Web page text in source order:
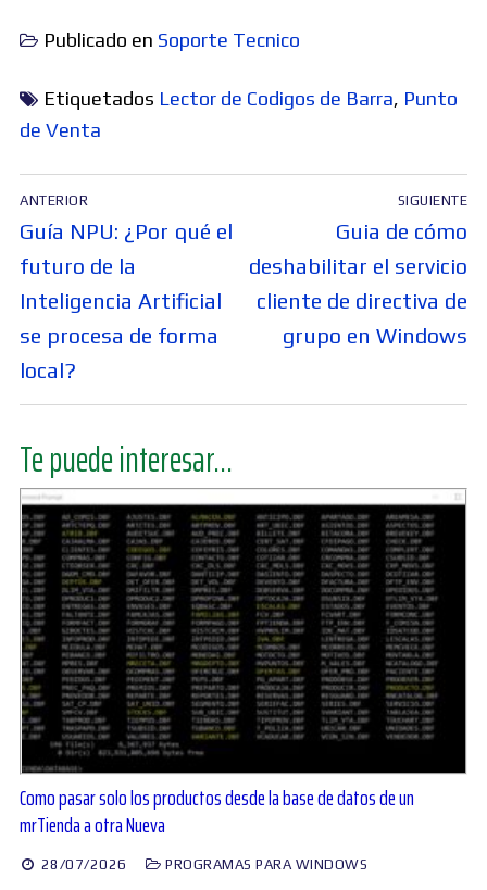
Publicado en Soporte Tecnico
Etiquetados Lector de Codigos de Barra, Punto
de Venta
Navegación
de
entradas
ANTERIOR
Entrada
anterior:
Guía NPU: ¿Por qué el
futuro de la
Inteligencia Artificial
se procesa de forma
local?
SIGUIENTE
Entrada
siguiente:
Guia de cómo
deshabilitar el servicio
cliente de directiva de
grupo en Windows
Te puede interesar...
Como pasar solo los productos desde la base de datos de un
mrTienda a otra Nueva
28/07/2026 PROGRAMAS PARA WINDOWS